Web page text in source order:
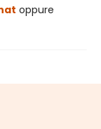
oppure